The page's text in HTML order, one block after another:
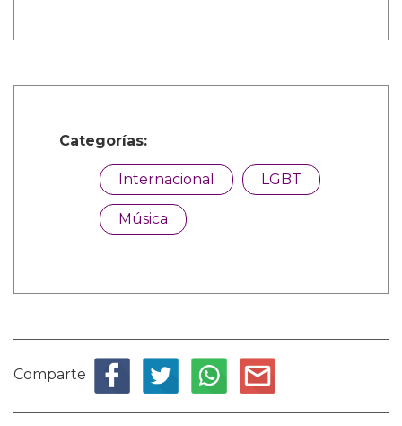
Categorías:
Internacional LGBT
Música
Comparte